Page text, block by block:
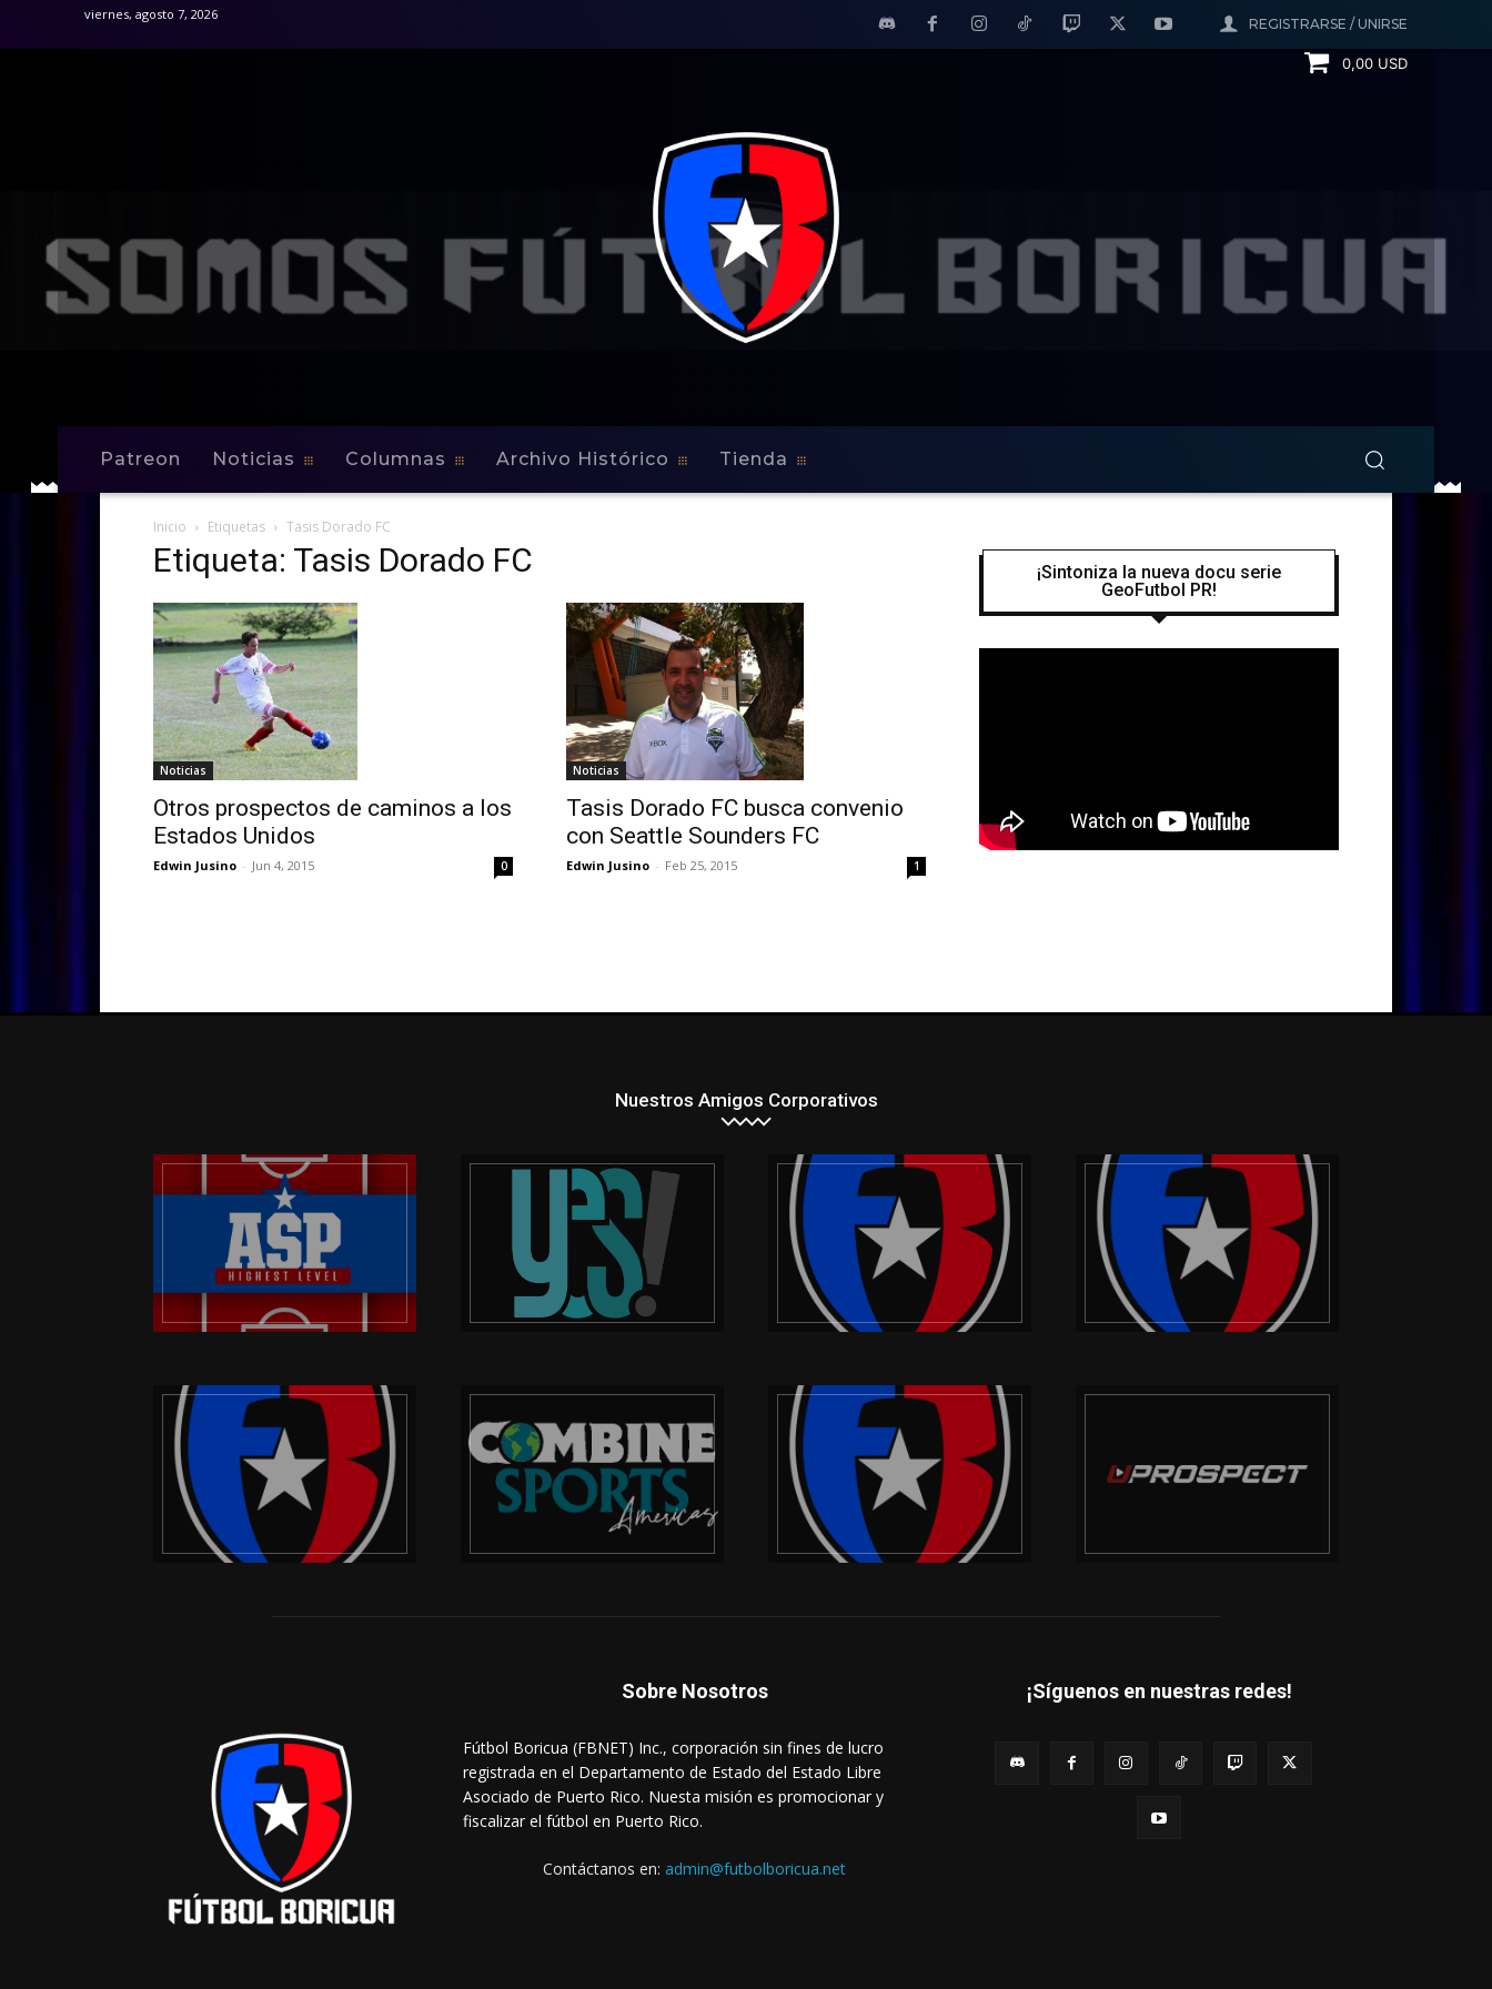
REGISTRARSE / UNIRSE
viernes, agosto 7, 2026
0,00 USD
Patreon Noticias Columnas Archivo Histórico Tienda
Inicio Etiquetas Tasis Dorado FC
Etiqueta: Tasis Dorado FC
Noticias
Otros prospectos de caminos a los
Estados Unidos
Edwin Jusino - Jun 4, 2015 0
Noticias
Tasis Dorado FC busca convenio
con Seattle Sounders FC
Edwin Jusino - Feb 25, 2015 1
¡Sintoniza la nueva docu serie
GeoFutbol PR!
Nuestros Amigos Corporativos
Sobre Nosotros
Fútbol Boricua (FBNET) Inc., corporación sin fines de lucro
registrada en el Departamento de Estado del Estado Libre
Asociado de Puerto Rico. Nuesta misión es promocionar y
fiscalizar el fútbol en Puerto Rico.
Contáctanos en: admin@futbolboricua.net
¡Síguenos en nuestras redes!